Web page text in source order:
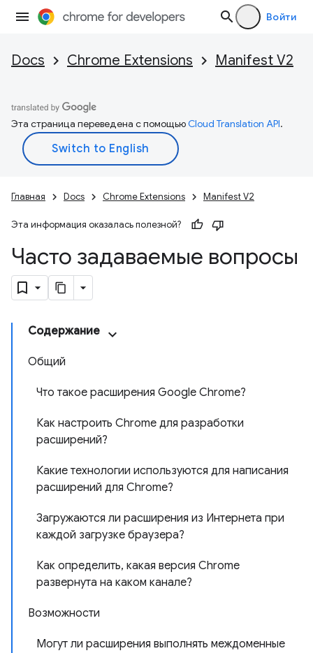
Войти
Docs Chrome Extensions Manifest V2
Эта страница переведена с помощьюCloud Translation API.
Главная Docs Chrome Extensions Manifest V2
Эта информация оказалась полезной?
Часто задаваемые вопросы
Содержание
Общий
Что такое расширения Google Chrome?
Как настроить Chrome для разработки
расширений?
Какие технологии используются для написания
расширений для Chrome?
Загружаются ли расширения из Интернета при
каждой загрузке браузера?
Как определить, какая версия Chrome
развернута на каком канале?
Возможности
Могут ли расширения выполнять междоменные